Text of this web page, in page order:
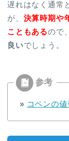
遅れはなく通常
が、 決算時期や
こともあるので
良いでしょう。
» コペンの